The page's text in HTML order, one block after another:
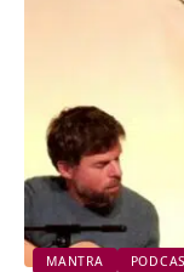
MANTRA